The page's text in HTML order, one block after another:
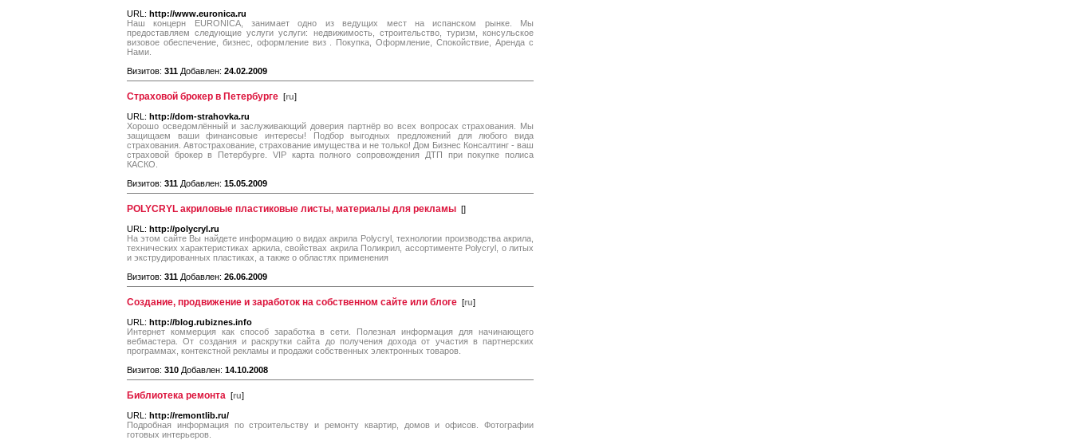
URL: http://www.euronica.ru
Наш концерн EURONICA, занимает одно из ведущих мест на испанском рынке. Мы
предоставляем следующие услуги услуги: недвижимость, строительство, туризм, консульское
визовое обеспечение, бизнес, оформление виз . Покупка, Оформление, Спокойствие, Аренда с
Нами.
Визитов: 311 Добавлен: 24.02.2009
Страховой брокер в Петербурге [ru]
URL: http://dom-strahovka.ru
Хорошо осведомлённый и заслуживающий доверия партнёр во всех вопросах страхования. Мы
защищаем ваши финансовые интересы! Подбор выгодных предложений для любого вида
страхования. Автострахование, страхование имущества и не только! Дом Бизнес Консалтинг - ваш
страховой брокер в Петербурге. VIP карта полного сопровождения ДТП при покупке полиса
КАСКО.
Визитов: 311 Добавлен: 15.05.2009
POLYCRYL акриловые пластиковые листы, материалы для рекламы []
URL: http://polycryl.ru
На этом сайте Вы найдете информацию о видах акрила Polycryl, технологии производства акрила,
технических характеристиках аркила, свойствах акрила Поликрил, ассортименте Polycryl, о литых
и экструдированных пластиках, а также о областях применения
Визитов: 311 Добавлен: 26.06.2009
Создание, продвижение и заработок на собственном сайте или блоге [ru]
URL: http://blog.rubiznes.info
Интернет коммерция как способ заработка в сети. Полезная информация для начинающего
вебмастера. От создания и раскрутки сайта до получения дохода от участия в партнерских
программах, контекстной рекламы и продажи собственных электронных товаров.
Визитов: 310 Добавлен: 14.10.2008
Библиотека ремонта [ru]
URL: http://remontlib.ru/
Подробная информация по строительству и ремонту квартир, домов и офисов. Фотографии
готовых интерьеров.